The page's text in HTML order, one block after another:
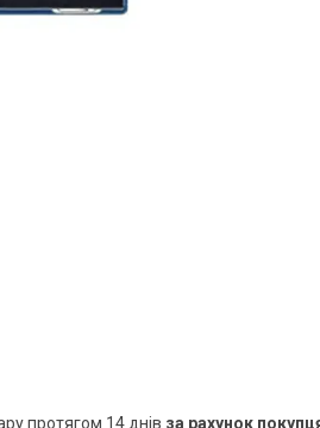
протягом 14 днів за рахунок